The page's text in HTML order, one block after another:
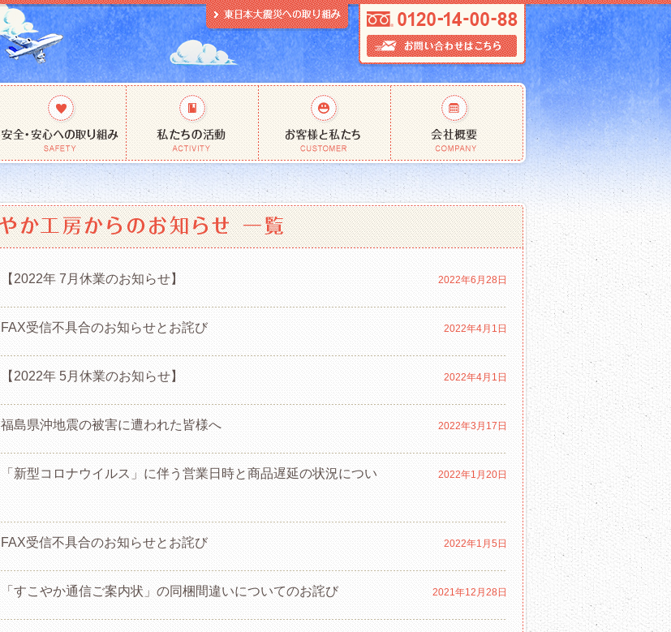
【2022年 7月休業のお知らせ】 2022年6月28日
FAX受信不具合のお知らせとお詫び 2022年4月1日
【2022年 5月休業のお知らせ】 2022年4月1日
福島県沖地震の被害に遭われた皆様へ 2022年3月17日
「新型コロナウイルス」に伴う営業日時と商品遅延の状況につい
2022年1月20日
FAX受信不具合のお知らせとお詫び 2022年1月5日
「すこやか通信ご案内状」の同梱間違いについてのお詫び 2021年12月28日